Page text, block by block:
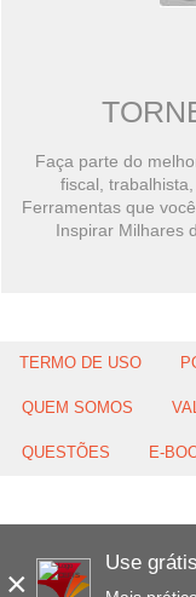
×
Use
Faça parte do
fiscal,
Ferramentas que
Inspirar Milhares
TERMO DE USO
QUEM SOMOS
QUESTÕES E-